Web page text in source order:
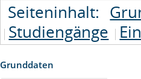
Seiteninhalt:
Studiengänge
Grunddaten